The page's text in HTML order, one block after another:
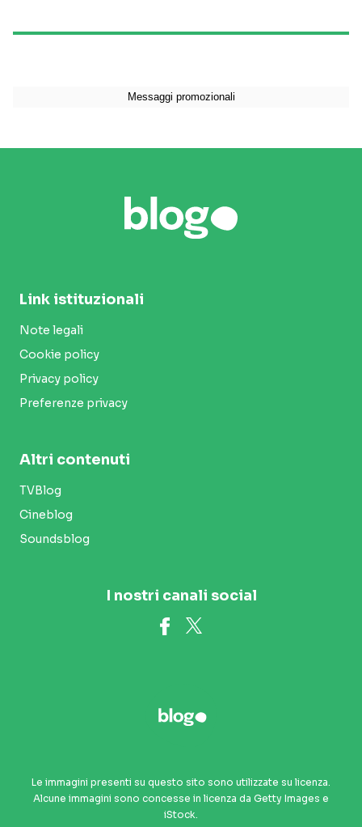
Link istituzionali
Note legali
Cookie policy
Privacy policy
Preferenze privacy
Altri contenuti
TVBlog
Cineblog
Soundsblog
I nostri canali social
Le immagini presenti su questo sito sono utilizzate su licenza.
Alcune immagini sono concesse in licenza da Getty Images e
iStock.